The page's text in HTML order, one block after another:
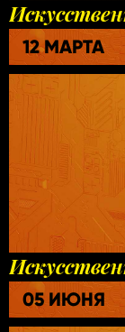
12 МАРТА
05 ИЮНЯ